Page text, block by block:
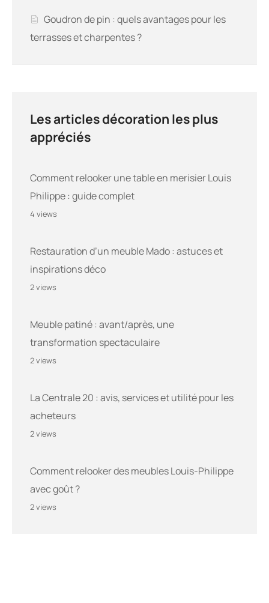
Goudron de pin : quels avantages pour les
terrasses et charpentes ?
Les articles décoration les plus
appréciés
Comment relooker une table en merisier Louis
Philippe : guide complet
4 views
Restauration d’un meuble Mado : astuces et
inspirations déco
2 views
Meuble patiné : avant/après, une
transformation spectaculaire
2 views
La Centrale 20 : avis, services et utilité pour les
acheteurs
2 views
Comment relooker des meubles Louis-Philippe
avec goût ?
2 views